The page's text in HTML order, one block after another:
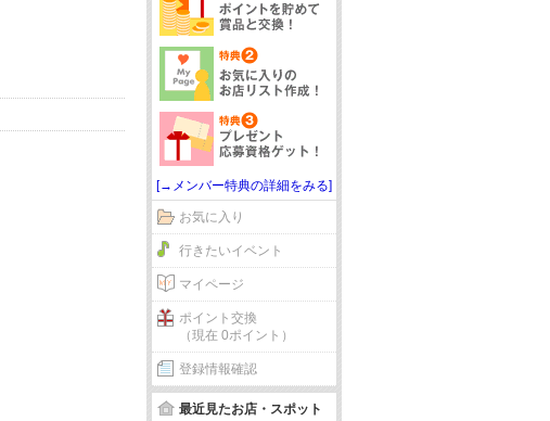
[→メンバー特典の詳細をみる]
お気に入り
行きたいイベント
マイページ
ポイント交換
（現在 0ポイント）
登録情報確認
最近見たお店・スポット